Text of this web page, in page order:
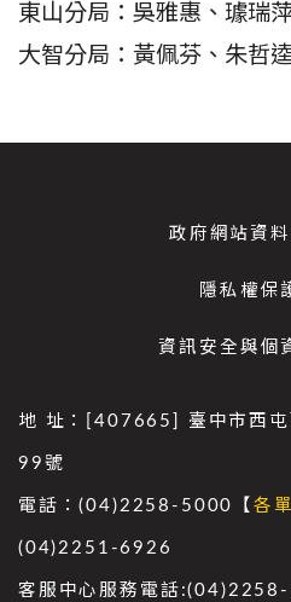
東山分局：吳雅惠、璩瑞
大智分局：黃佩芬、朱哲逵
政府網站資
隱私權保
資訊安全與個
地 址：[407665] 臺中市西屯
99號
電話：(04)2258-5000【各
(04)2251-6926
客服中心服務電話